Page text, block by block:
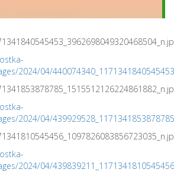
2024/04/
2024/04/
2024/04/